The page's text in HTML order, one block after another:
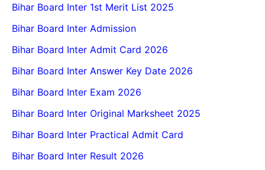
Bihar Board Inter 1st Merit List 2025
Bihar Board Inter Admission
Bihar Board Inter Admit Card 2026
Bihar Board Inter Answer Key Date 2026
Bihar Board Inter Exam 2026
Bihar Board Inter Original Marksheet 2025
Bihar Board Inter Practical Admit Card
Bihar Board Inter Result 2026